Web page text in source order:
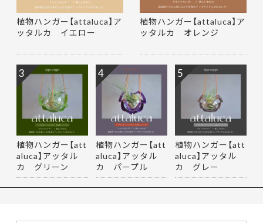
植物ハンガー【attaluca】ア
ッタルカ イエロー
植物ハンガー【attaluca】ア
ッタルカ オレンジ
植物ハンガー【att
aluca】アッタル
カ グリーン
3
植物ハンガー【att
aluca】アッタル
カ パープル
4
植物ハンガー【att
aluca】アッタル
カ グレー
5